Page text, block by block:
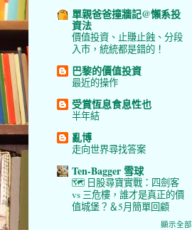
單親爸爸撞牆記@懶系投
資法
價值投資、止賺止蝕、分段
入市，統統都是錯的！
巴黎的價值投資
最近的操作
受賞恆息食息性也
半年結
亂博
走向世界尋找答案
Ten-Bagger 雪球
🗺️ 日股尋寶實戰：四劍客
vs 三危樓，誰才是真正的價
值城堡？＆5月簡單回顧
顯示全部